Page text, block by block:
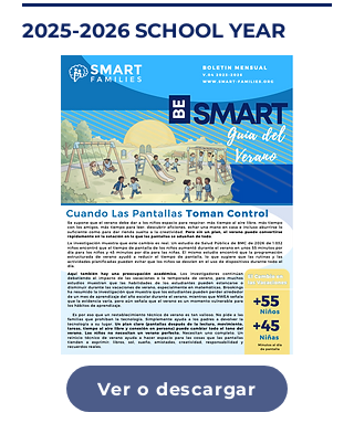
2025-2026 SCHOOL YEAR
Ver o descargar